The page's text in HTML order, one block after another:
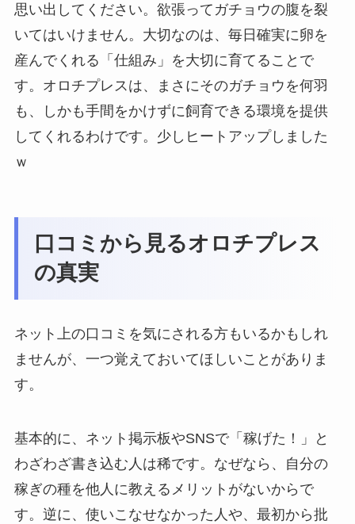
思い出してください。欲張ってガチョウの腹を裂
いてはいけません。大切なのは、毎日確実に卵を
産んでくれる「仕組み」を大切に育てることで
す。オロチプレスは、まさにそのガチョウを何羽
も、しかも手間をかけずに飼育できる環境を提供
してくれるわけです。少しヒートアップしました
ｗ
口コミから見るオロチプレス
の真実
ネット上の口コミを気にされる方もいるかもしれ
ませんが、一つ覚えておいてほしいことがありま
す。
基本的に、ネット掲示板やSNSで「稼げた！」と
わざわざ書き込む人は稀です。なぜなら、自分の
稼ぎの種を他人に教えるメリットがないからで
す。逆に、使いこなせなかった人や、最初から批